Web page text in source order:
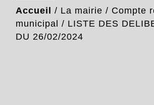
Accueil / La mairie / Compte
municipal / LISTE DES
DU 26/02/2024